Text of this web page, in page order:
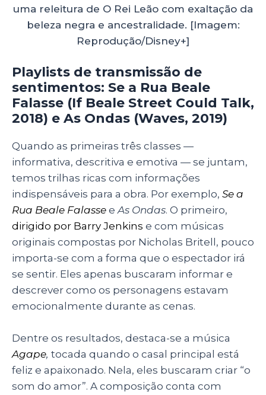
uma releitura de O Rei Leão com exaltação da
beleza negra e ancestralidade. [Imagem:
Reprodução/Disney+]
Playlists de transmissão de
sentimentos: Se a Rua Beale
Falasse (If Beale Street Could Talk,
2018) e As Ondas (Waves, 2019)
Quando as primeiras três classes —
informativa, descritiva e emotiva — se juntam,
temos trilhas ricas com informações
indispensáveis para a obra. Por exemplo, Se a
Rua Beale Falasse e As Ondas. O primeiro,
dirigido por Barry Jenkins e com músicas
originais compostas por Nicholas Britell, pouco
importa-se com a forma que o espectador irá
se sentir. Eles apenas buscaram informar e
descrever como os personagens estavam
emocionalmente durante as cenas.
Dentre os resultados, destaca-se a música
Agape, tocada quando o casal principal está
feliz e apaixonado. Nela, eles buscaram criar “o
som do amor”. A composição conta com